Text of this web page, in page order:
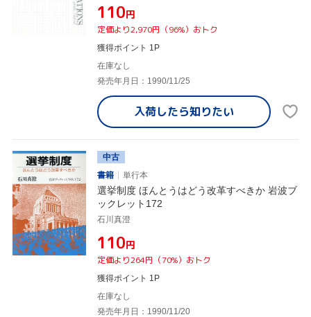
¥110円
定価より2,970円（96%）おトク
獲得ポイント 1P
在庫なし
発売年月日：1990/11/25
入荷したら知りたい
中古
書籍
単行本
選挙制度 ほんとうはどう改革すべきか 岩波ブ
ックレット172
石川真澄
¥110円
定価より264円（70%）おトク
獲得ポイント 1P
在庫なし
発売年月日：1990/11/20